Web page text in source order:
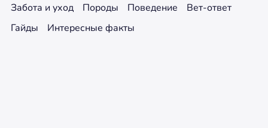
Забота и уход
Породы Поведение
Вет-ответ
Гайды
Интересные факты